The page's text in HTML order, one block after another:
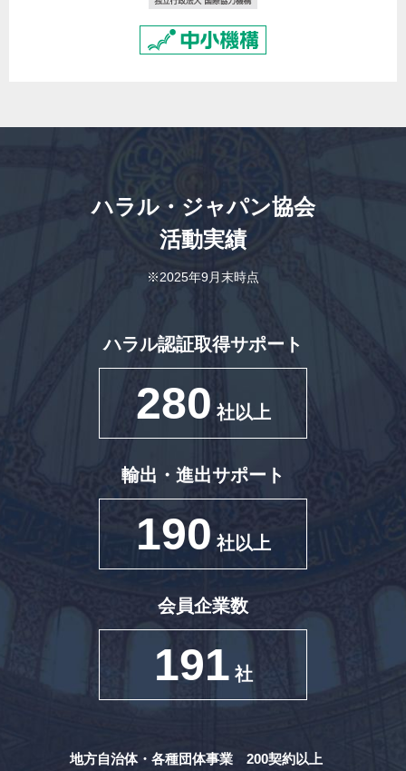
ハラル・ジャパン協会
活動実績
※2025年9月末時点
ハラル認証取得サポート
280 社以上
輸出・進出サポート
190 社以上
会員企業数
191 社
地方自治体・各種団体事業 200契約以上